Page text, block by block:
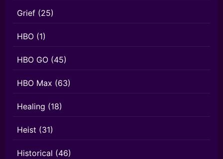
Grief (25)
HBO (1)
HBO GO (45)
HBO Max (63)
Healing (18)
Heist (31)
Historical (46)